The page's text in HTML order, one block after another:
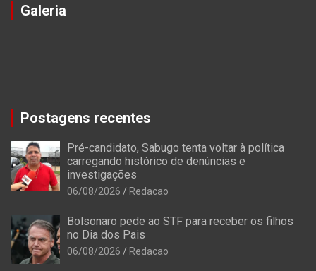
Galeria
Postagens recentes
Pré-candidato, Sabugo tenta voltar à política
carregando histórico de denúncias e
investigações
06/08/2026 Redacao
Bolsonaro pede ao STF para receber os filhos
no Dia dos Pais
06/08/2026 Redacao